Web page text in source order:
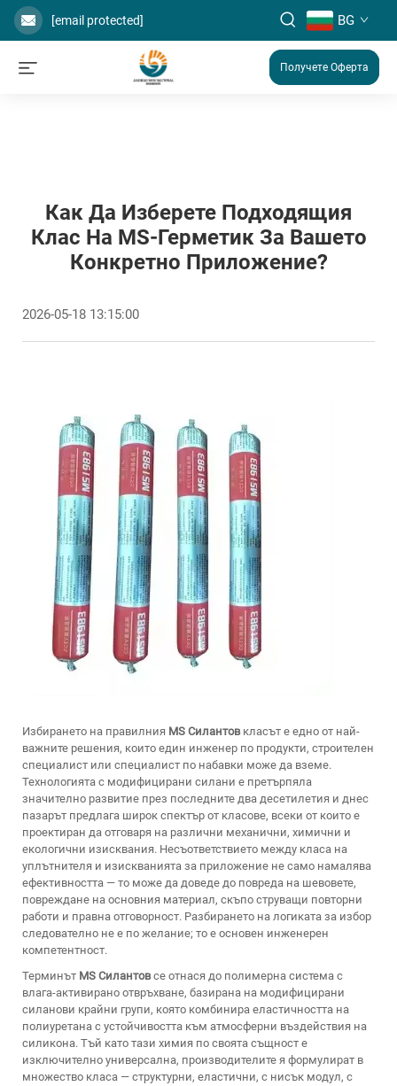
[email protected] BG
Получете Оферта
Как Да Изберете Подходящия
Клас На MS-Герметик За Вашето
Конкретно Приложение?
2026-05-18 13:15:00
Избирането на правилния MS Силантов класът е едно от най-
важните решения, които един инженер по продукти, строителен
специалист или специалист по набавки може да вземе.
Технологията с модифицирани силани е претърпяла
значително развитие през последните два десетилетия и днес
пазарът предлага широк спектър от класове, всеки от които е
проектиран да отговаря на различни механични, химични и
екологични изисквания. Несъответствието между класа на
уплътнителя и изискванията за приложение не само намалява
ефективността — то може да доведе до повреда на шевовете,
повреждане на основния материал, скъпо струващи повторни
работи и правна отговорност. Разбирането на логиката за избор
следователно не е по желание; то е основен инженерен
компетентност.
Терминът MS Силантовсе отнася до полимерна система с
влага-активирано отвръхване, базирана на модифицирани
силанови крайни групи, която комбинира еластичността на
полиуретана с устойчивостта към атмосферни въздействия на
силикона. Тъй като тази химия по своята същност е
изключително универсална, производителите я формулират в
множество класа — структурни, еластични, с нисък модул, с